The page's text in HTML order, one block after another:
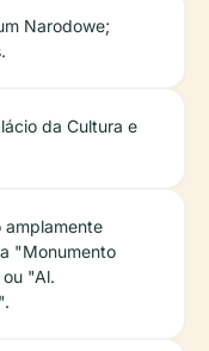
Narodowe;
da Cultura e
amplamente
"Monumento
"Al.